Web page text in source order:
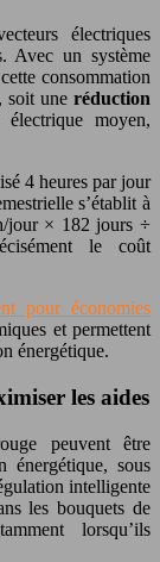
électriques
Avec un système
consommation
soit une réduction
moyen,
4 heures par jour
s’établit à
jour × 182 jours ÷
le coût
pour économies
et permettent
énergétique.
les aides
peuvent être
énergétique, sous
intelligente
les bouquets de
lorsqu’ils